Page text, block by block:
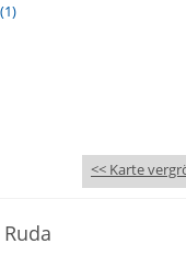
<< Karte